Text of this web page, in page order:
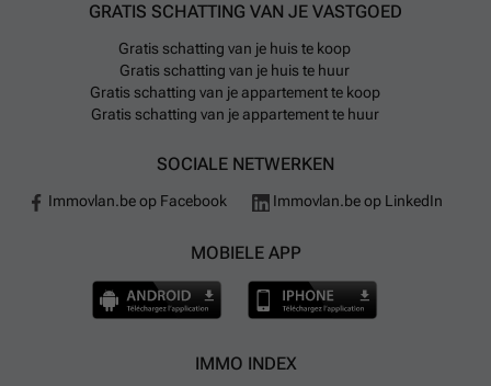
GRATIS SCHATTING VAN JE VASTGOED
Gratis schatting van je huis te koop
Gratis schatting van je huis te huur
Gratis schatting van je appartement te koop
Gratis schatting van je appartement te huur
SOCIALE NETWERKEN
Immovlan.be op Facebook Immovlan.be op LinkedIn
MOBIELE APP
IMMO INDEX